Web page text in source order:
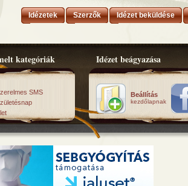
Idézetek Szerzők Idézet beküldése
kategóriák
SMS
Idézet beágyazása
Beállítás
kezdőlapnak